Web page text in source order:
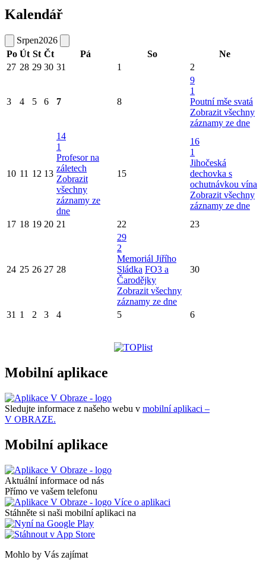
Kalendář
Srpen2026
Po Út St Čt Pá So
Ne
27 28 29 30 31 1 2
3 4 5 6 7 8
9
1
Poutní mše svatá
Zobrazit všechny
záznamy ze dne
10 11 12 13
14
1
Profesor na
záletech
Zobrazit
všechny
záznamy ze
dne
15
16
1
Jihočeská
dechovka s
ochutnávkou vína
Zobrazit všechny
záznamy ze dne
17 18 19 20 21 22 23
24 25 26 27 28
29
2
Memoriál Jiřího
Sládka FO3 a
Čarodějky
Zobrazit všechny
záznamy ze dne
30
31 1 2 3 4 5 6
Mobilní aplikace
Sledujte informace z našeho webu v mobilní aplikaci –
V OBRAZE.
Mobilní aplikace
Aktuální informace od nás
Přímo ve vašem telefonu
Více o aplikaci
Stáhněte si naši mobilní aplikaci na
Mohlo by Vás zajímat